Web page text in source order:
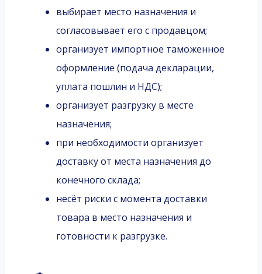
выбирает место назначения и
согласовывает его с продавцом;
организует импортное таможенное
оформление (подача декларации,
уплата пошлин и НДС);
организует разгрузку в месте
назначения;
при необходимости организует
доставку от места назначения до
конечного склада;
несёт риски с момента доставки
товара в место назначения и
готовности к разгрузке.